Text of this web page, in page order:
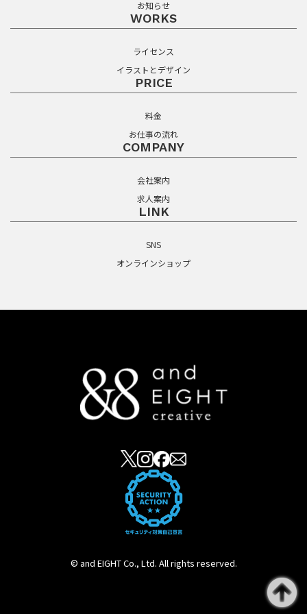
お知らせ
WORKS
ライセンス
イラストとデザイン
PRICE
料金
お仕事の流れ
COMPANY
会社案内
求人案内
LINK
SNS
オンラインショップ
© and EIGHT Co., Ltd. All rights reserved.